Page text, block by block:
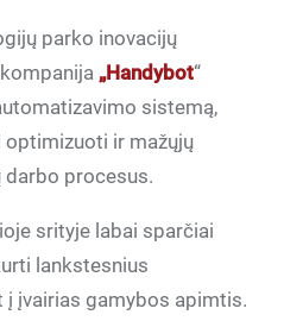
parko inovacijų
„Handybot“
sistemą,
optimizuoti ir mažųjų
procesus.
srityje labai sparčiai
lankstesnius
į įvairias gamybos apimtis.